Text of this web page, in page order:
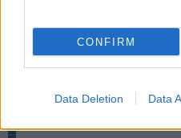
CONFIRM
Data Deletion Data